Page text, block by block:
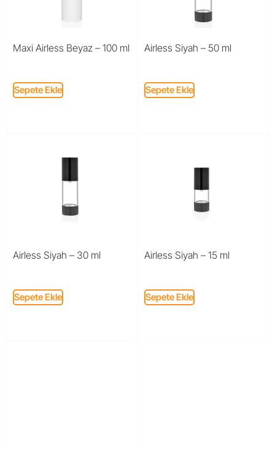
Maxi Airless Beyaz – 100 ml
Sepete Ekle
Airless Siyah – 50 ml
Sepete Ekle
Airless Siyah – 30 ml
Sepete Ekle
Airless Siyah – 15 ml
Sepete Ekle